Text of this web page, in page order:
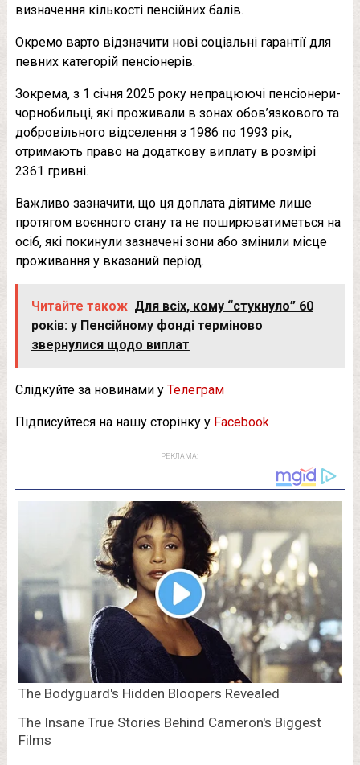
визначення кількості пенсійних балів.
Окремо варто відзначити нові соціальні гарантії для
певних категорій пенсіонерів.
Зокрема, з 1 січня 2025 року непрацюючі пенсіонери-
чорнобильці, які проживали в зонах обов’язкового та
добровільного відселення з 1986 по 1993 рік,
отримають право на додаткову виплату в розмірі
2361 гривні.
Важливо зазначити, що ця доплата діятиме лише
протягом воєнного стану та не поширюватиметься на
осіб, які покинули зазначені зони або змінили місце
проживання у вказаний період.
Читайте також Для всіх, кому “стукнуло” 60
років: у Пенсійному фонді терміново
звернулися щодо виплат
Слідкуйте за новинами у Телеграм
Підписуйтеся на нашу сторінку у Facebook
РЕКЛАМА: